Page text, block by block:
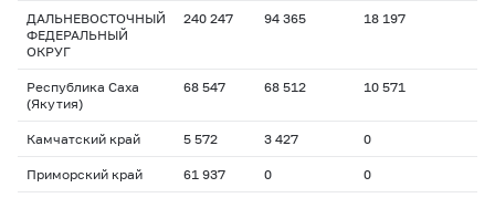
ДАЛЬНЕВОСТОЧНЫЙ
ФЕДЕРАЛЬНЫЙ
ОКРУГ
240 247 94 365 18 197
Республика Саха
(Якутия)
68 547 68 512 10 571
Камчатский край 5 572 3 427 0
Приморский край 61 937 0 0